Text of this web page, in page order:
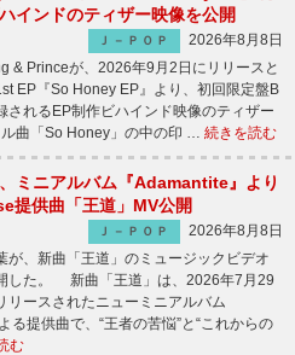
インドのティザー映像を公開
Ｊ－ＰＯＰ
2026年8月8日
& Princeが、2026年9月2日にリリースと
EP『So Honey EP』より、初回限定盤B
されるEP制作ビハインド映像のティザー
曲「So Honey」の中の印 … 続きを読む
ミニアルバム『Adamantite』より
提供曲「王道」MV公開
Ｊ－ＰＯＰ
2026年8月8日
、新曲「王道」のミュージックビデオ
した。 新曲「王道」は、2026年7月29
リースされたニューミニアルバム
る提供曲で、“王者の苦悩”と“これからの
む